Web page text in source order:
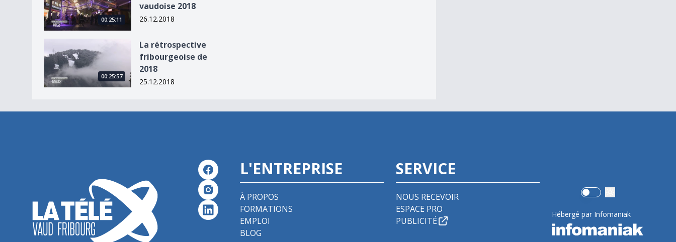
00:25:11
vaudoise 2018
26.12.2018
La rétrospective fribourgeoise de 2018
00:25:57
La rétrospective
fribourgeoise de
2018
25.12.2018
L'ENTREPRISE
À PROPOS
FORMATIONS
EMPLOI
BLOG
SERVICE
NOUS RECEVOIR
ESPACE PRO
PUBLICITÉ
Use setting
Hébergé par Infomaniak